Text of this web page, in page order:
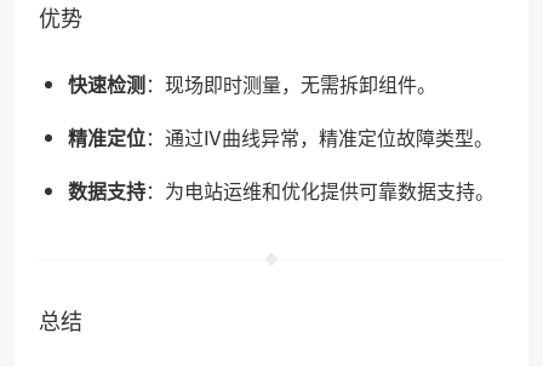
优势
快速检测：现场即时测量，无需拆卸组件。
精准定位：通过IV曲线异常，精准定位故障类型。
数据支持：为电站运维和优化提供可靠数据支持。
总结